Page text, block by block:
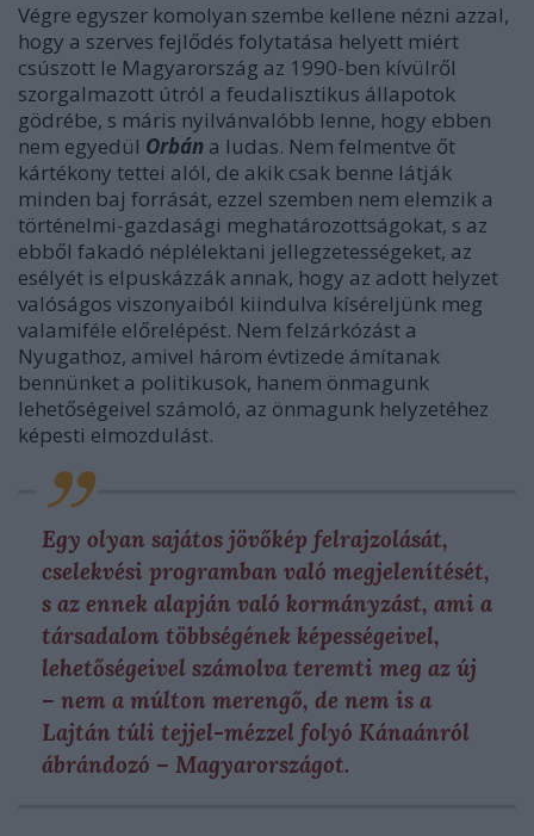
Végre egyszer komolyan szembe kellene nézni azzal,
hogy a szerves fejlődés folytatása helyett miért
csúszott le Magyarország az 1990-ben kívülről
szorgalmazott útról a feudalisztikus állapotok
gödrébe, s máris nyilvánvalóbb lenne, hogy ebben
nem egyedül Orbán a ludas. Nem felmentve őt
kártékony tettei alól, de akik csak benne látják
minden baj forrását, ezzel szemben nem elemzik a
történelmi-gazdasági meghatározottságokat, s az
ebből fakadó néplélektani jellegzetességeket, az
esélyét is elpuskázzák annak, hogy az adott helyzet
valóságos viszonyaiból kiindulva kíséreljünk meg
valamiféle előrelépést. Nem felzárkózást a
Nyugathoz, amivel három évtizede ámítanak
bennünket a politikusok, hanem önmagunk
lehetőségeivel számoló, az önmagunk helyzetéhez
képesti elmozdulást.
Egy olyan sajátos jövőkép felrajzolását,
cselekvési programban való megjelenítését,
s az ennek alapján való kormányzást, ami a
társadalom többségének képességeivel,
lehetőségeivel számolva teremti meg az új
– nem a múlton merengő, de nem is a
Lajtán túli tejjel-mézzel folyó Kánaánról
ábrándozó – Magyarországot.